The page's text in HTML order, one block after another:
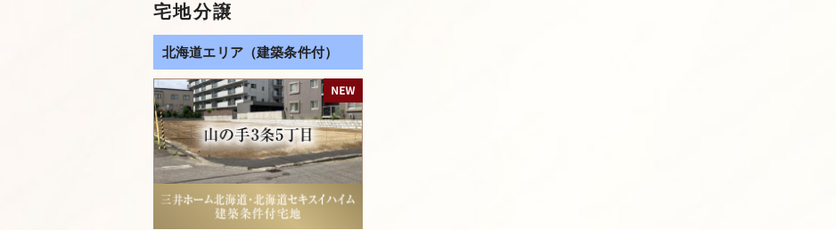
宅地分譲
北海道エリア（建築条件付）